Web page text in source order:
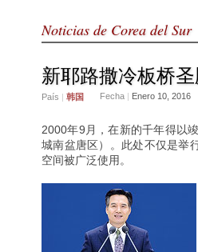
Noticias de Corea del Sur
新耶路撒冷板桥
País | 韩国 Fecha | Enero 10, 2016
2000年9月，在新的千年得以
城南盆唐区）。此处不仅是举
空间被广泛使用。